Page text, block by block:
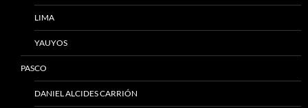
LIMA
YAUYOS
PASCO
DANIEL ALCIDES CARRIÓN